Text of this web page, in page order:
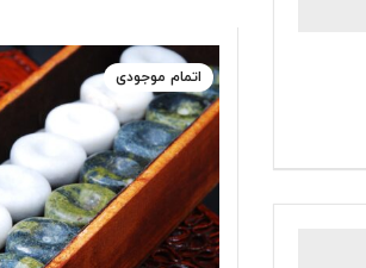
اتمام موجودی